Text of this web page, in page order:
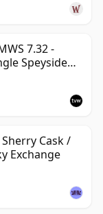
7.32 -
Speyside
| The
Cask /
Exchange